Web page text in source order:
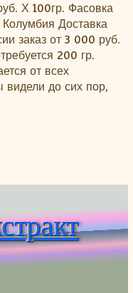
Х 100гр. Фасовка
Доставка
заказ от 3 000 руб.
200 гр.
от всех
видели до сих пор,
какао